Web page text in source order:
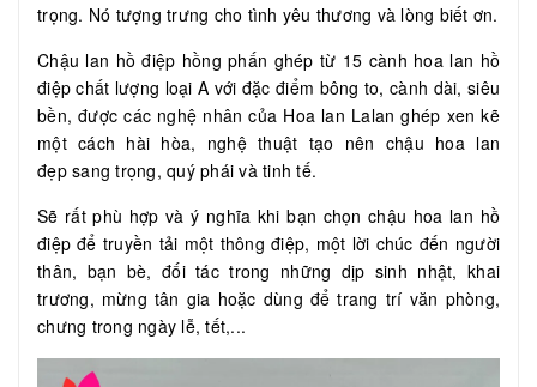
trọng. Nó tượng trưng cho tình yêu thương và lòng biết ơn.
Chậu lan hồ điệp hồng phấn ghép từ 15 cành hoa lan hồ
điệp chất lượng loại A với đặc điểm bông to, cành dài, siêu
bền, được các nghệ nhân của Hoa lan Lalan ghép xen kẽ
một cách hài hòa, nghệ thuật tạo nên chậu hoa lan
đẹp sang trọng, quý phái và tinh tế.
Sẽ rất phù hợp và ý nghĩa khi bạn chọn chậu hoa lan hồ
điệp để truyền tải một thông điệp, một lời chúc đến người
thân, bạn bè, đối tác trong những dịp sinh nhật, khai
trương, mừng tân gia hoặc dùng để trang trí văn phòng,
chưng trong ngày lễ, tết,...